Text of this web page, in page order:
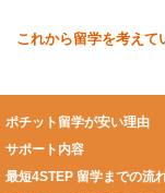
これから留学を考えて
ポチット留学が安い理由
サポート内容
最短4STEP 留学までの流